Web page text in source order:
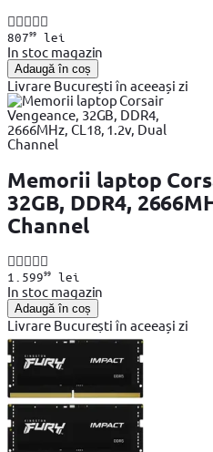
80799lei
In stoc magazin
Adaugă în coș
Livrare București în aceeași zi
Memorii laptop
32GB, DDR4,
Channel
1.59999lei
In stoc magazin
Adaugă în coș
Livrare București în aceeași zi